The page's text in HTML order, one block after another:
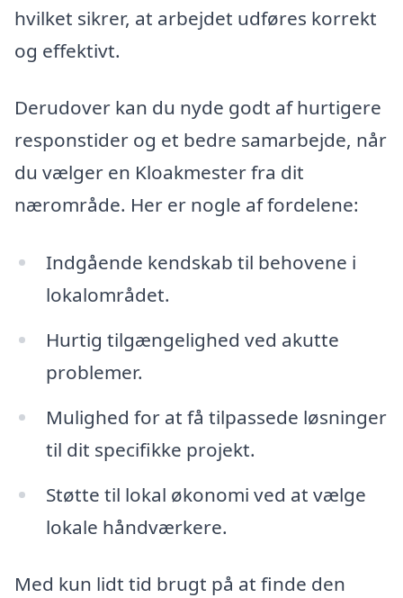
hvilket sikrer, at arbejdet udføres korrekt
og effektivt.
Derudover kan du nyde godt af hurtigere
responstider og et bedre samarbejde, når
du vælger en Kloakmester fra dit
nærområde. Her er nogle af fordelene:
Indgående kendskab til behovene i
lokalområdet.
Hurtig tilgængelighed ved akutte
problemer.
Mulighed for at få tilpassede løsninger
til dit specifikke projekt.
Støtte til lokal økonomi ved at vælge
lokale håndværkere.
Med kun lidt tid brugt på at finde den